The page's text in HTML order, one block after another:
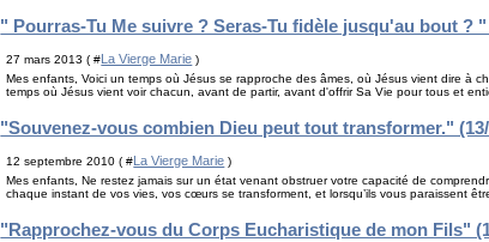
" Pourras-Tu Me suivre ? Seras-Tu fidèle jusqu'au bout ? "
27 mars 2013 ( #La Vierge Marie )
Mes enfants, Voici un temps où Jésus se rapproche des âmes, où Jésus vient dire à
temps où Jésus vient voir chacun, avant de partir, avant d'offrir Sa Vie pour tous et
"Souvenez-vous combien Dieu peut tout transformer."
12 septembre 2010 ( #La Vierge Marie )
Mes enfants, Ne restez jamais sur un état venant obstruer votre capacité de
chaque instant de vos vies, vos cœurs se transforment, et lorsqu’ils vous paraissent
"Rapprochez-vous du Corps Eucharistique de mon Fils"